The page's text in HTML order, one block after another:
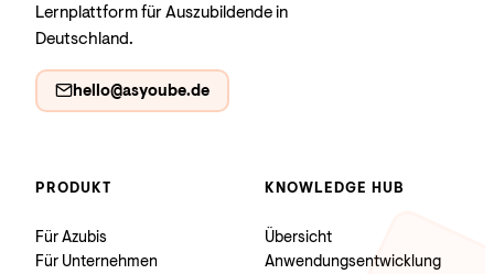
Lernplattform für Auszubildende in
Deutschland.
hello@asyoube.de
PRODUKT
Für Azubis
Für Unternehmen
KNOWLEDGE HUB
Übersicht
Anwendungsentwicklung